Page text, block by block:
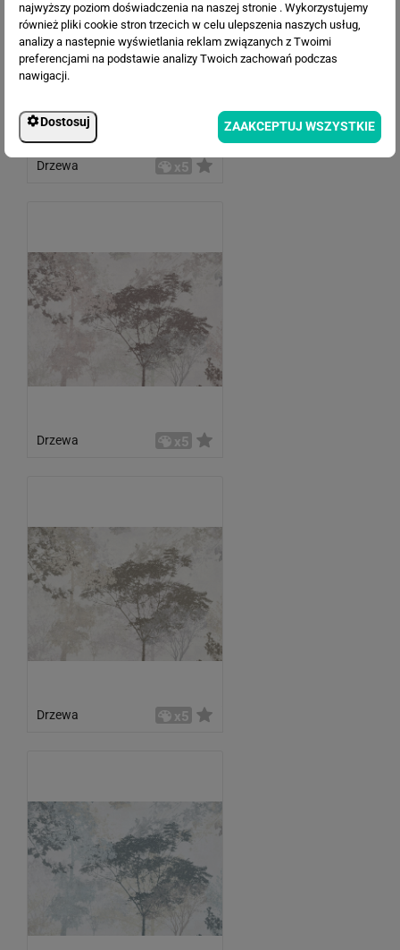
Drzewa x5
Drzewa x5
Drzewa x5
najwyższy poziom doświadczenia na naszej stronie . Wykorzystujemy
również pliki cookie stron trzecich w celu ulepszenia naszych usług,
analizy a nastepnie wyświetlania reklam związanych z Twoimi
preferencjami na podstawie analizy Twoich zachowań podczas
nawigacji.
Dostosuj ZAAKCEPTUJ WSZYSTKIE